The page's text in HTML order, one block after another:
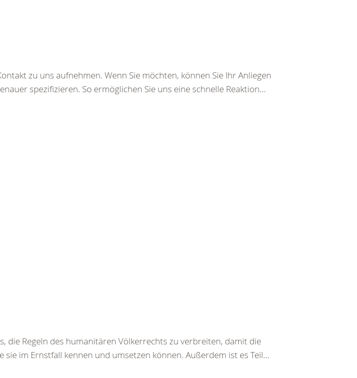
zu uns aufnehmen. Wenn Sie möchten, können Sie Ihr Anliegen
spezifizieren. So ermöglichen Sie uns eine schnelle Reaktion...
die Regeln des humanitären Völkerrechts zu verbreiten, damit die
im Ernstfall kennen und umsetzen können. Außerdem ist es Teil...